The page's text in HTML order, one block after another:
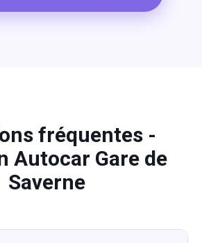
fréquentes -
Autocar Gare de
Saverne